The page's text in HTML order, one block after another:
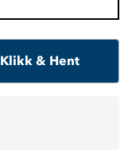
Klikk & Hent